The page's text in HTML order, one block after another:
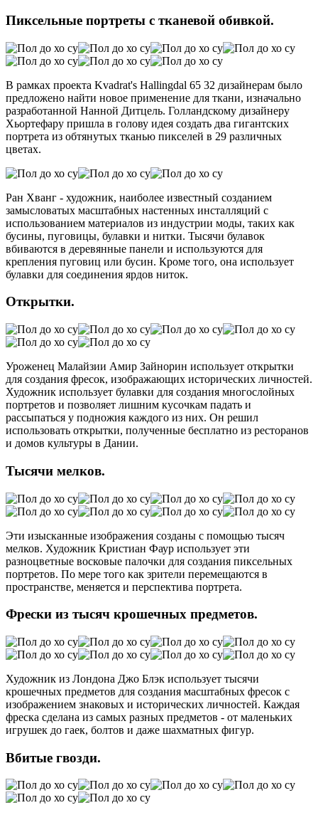
Пиксельные портреты с тканевой обивкой.
В рамках проекта Kvadrat's Hallingdal 65 32 дизайнерам было
предложено найти новое применение для ткани, изначально
разработанной Нанной Дитцель. Голландскому дизайнеру
Хьортефару пришла в голову идея создать два гигантских
портрета из обтянутых тканью пикселей в 29 различных
цветах.
Ран Хванг - художник, наиболее известный созданием
замысловатых масштабных настенных инсталляций с
использованием материалов из индустрии моды, таких как
бусины, пуговицы, булавки и нитки. Тысячи булавок
вбиваются в деревянные панели и используются для
крепления пуговиц или бусин. Кроме того, она использует
булавки для соединения ярдов ниток.
Открытки.
Уроженец Малайзии Амир Зайнорин использует открытки
для создания фресок, изображающих исторических личностей.
Художник использует булавки для создания многослойных
портретов и позволяет лишним кусочкам падать и
рассыпаться у подножия каждого из них. Он решил
использовать открытки, полученные бесплатно из ресторанов
и домов культуры в Дании.
Тысячи мелков.
Эти изысканные изображения созданы с помощью тысяч
мелков. Художник Кристиан Фаур использует эти
разноцветные восковые палочки для создания пиксельных
портретов. По мере того как зрители перемещаются в
пространстве, меняется и перспектива портрета.
Фрески из тысяч крошечных предметов.
Художник из Лондона Джо Блэк использует тысячи
крошечных предметов для создания масштабных фресок с
изображением знаковых и исторических личностей. Каждая
фреска сделана из самых разных предметов - от маленьких
игрушек до гаек, болтов и даже шахматных фигур.
Вбитые гвозди.